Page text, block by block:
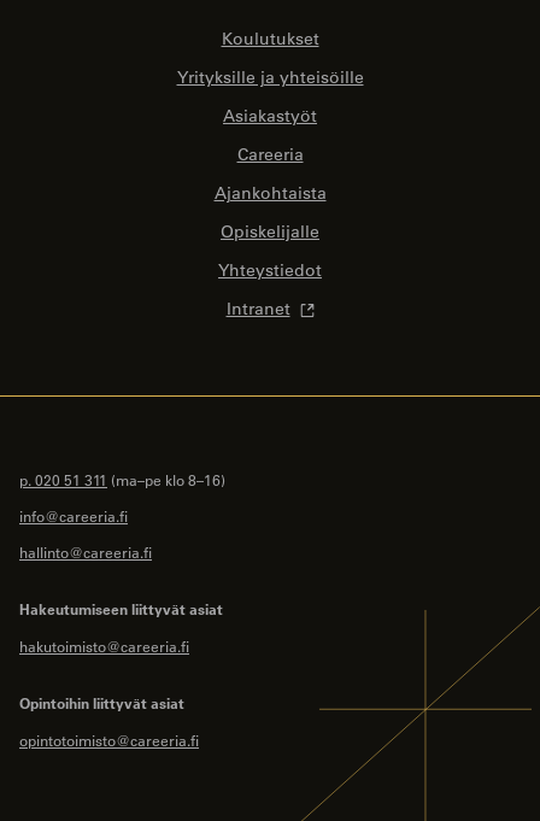
Koulutukset
Yrityksille ja yhteisöille
Asiakastyöt
Careeria
Ajankohtaista
Opiskelijalle
Yhteystiedot
Intranet
p. 020 51 311 (ma–pe klo 8–16)
info@careeria.fi
hallinto@careeria.fi
Hakeutumiseen liittyvät asiat
hakutoimisto@careeria.fi
Opintoihin liittyvät asiat
opintotoimisto@careeria.fi